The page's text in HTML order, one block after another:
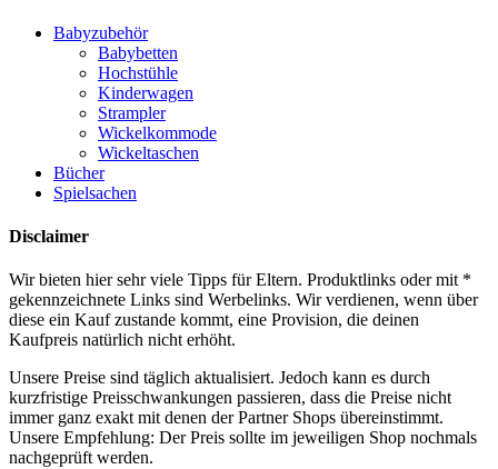
Babyzubehör
Babybetten
Hochstühle
Kinderwagen
Strampler
Wickelkommode
Wickeltaschen
Bücher
Spielsachen
Disclaimer
Wir bieten hier sehr viele Tipps für Eltern. Produktlinks oder mit *
gekennzeichnete Links sind Werbelinks. Wir verdienen, wenn über
diese ein Kauf zustande kommt, eine Provision, die deinen
Kaufpreis natürlich nicht erhöht.
Unsere Preise sind täglich aktualisiert. Jedoch kann es durch
kurzfristige Preisschwankungen passieren, dass die Preise nicht
immer ganz exakt mit denen der Partner Shops übereinstimmt.
Unsere Empfehlung: Der Preis sollte im jeweiligen Shop nochmals
nachgeprüft werden.